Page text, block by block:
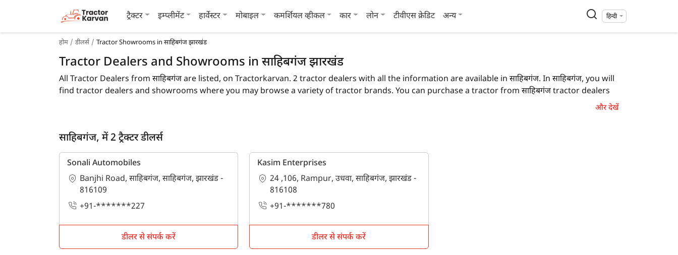
ट्रैक्टर इम्प्लीमेंट हार्वेस्टर मोबाइल कमर्शियल व्हीकल कार लोन टीवीएस क्रेडिट अन्य हिन्दी
होम डीलर्स Tractor Showrooms in साहिबगंज झारखंड
Tractor Dealers and Showrooms in साहिबगंज झारखंड
All Tractor Dealers from साहिबगंज are listed, on Tractorkarvan. 2 tractor dealers with all the information are available in साहिबगंज. In साहिबगंज, you will
find tractor dealers and showrooms where you may browse a variety of tractor brands. You can purchase a tractor from साहिबगंज tractor dealers
you can get information about different tractor models.
Are you looking for tractor dealers in साहिबगंज?
If so, then you are at the right place. Tractorkarvan offers 100% genuine information about tractor dealers in साहिबगंज.
How many tractors dealers are available in साहिबगंज?
Currently 2 tractor dealers in साहिबगंज with detailed information are available on Tractorkarvan.
Where can I get the contact details of tractor dealers in साहिबगंज near me?
और देखें
साहिबगंज, में 2 ट्रैक्टर डीलर्स
Sonali Automobiles
Banjhi Road, साहिबगंज, साहिबगंज, झारखंड -
816109
+91-*******227
डीलर से संपर्क करें
Kasim Enterprises
24 ,106, Rampur, उधवा, साहिबगंज, झारखंड -
816108
+91-*******780
डीलर से संपर्क करें